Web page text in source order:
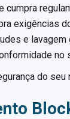
exigências
e lavagem
no
do seu